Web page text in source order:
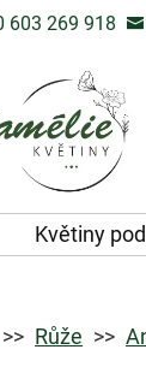
603 269 918
Květiny
Růže